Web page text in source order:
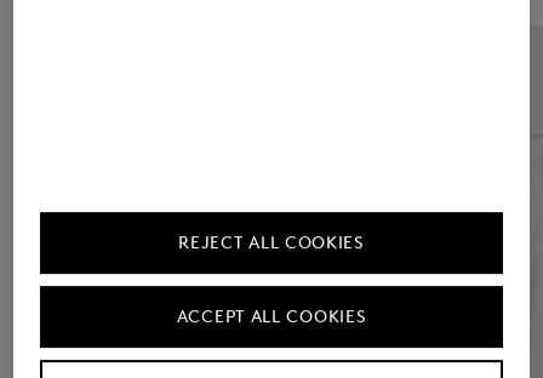
REJECT ALL COOKIES
ACCEPT ALL COOKIES